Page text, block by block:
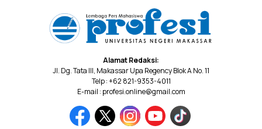
Alamat Redaksi:
Jl. Dg. Tata III, Makassar Upa Regency Blok A No. 11
Telp : +62 821-9353-4011
E-mail : profesi.online@gmail.com